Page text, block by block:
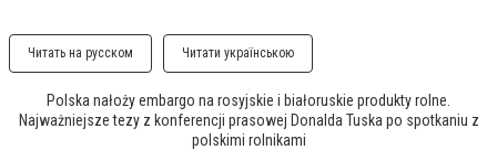
Читать на русском Читати українською
Polska nałoży embargo na rosyjskie i białoruskie produkty rolne.
Najważniejsze tezy z konferencji prasowej Donalda Tuska po spotkaniu z
polskimi rolnikami